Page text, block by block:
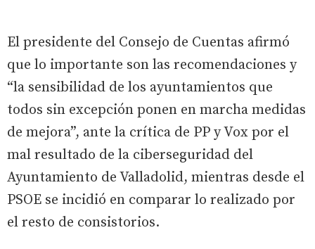
El presidente del Consejo de Cuentas afirmó
que lo importante son las recomendaciones y
“la sensibilidad de los ayuntamientos que
todos sin excepción ponen en marcha medidas
de mejora”, ante la crítica de PP y Vox por el
mal resultado de la ciberseguridad del
Ayuntamiento de Valladolid, mientras desde el
PSOE se incidió en comparar lo realizado por
el resto de consistorios.